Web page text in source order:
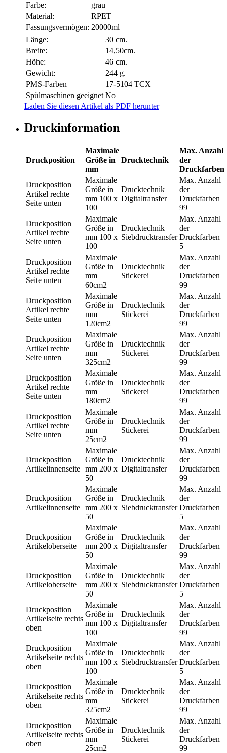
Farbe:
grau
Material:
RPET
Fassungsvermögen: 20000ml
Länge:
30 cm.
Breite:
14,50cm.
Höhe:
46 cm.
Gewicht:
244 g.
PMS-Farben
17-5104 TCX
Spülmaschinen geeignet No
Laden Sie diesen Artikel als PDF herunter
Druckinformation
Druckposition
Maximale
Größe in
mm
Drucktechnik
Max. Anzahl
der
Druckfarben
Druckposition
Artikel rechte
Seite unten
Maximale
Größe in
mm 100 x
100
Drucktechnik
Digitaltransfer
Max. Anzahl
der
Druckfarben
99
Druckposition
Artikel rechte
Seite unten
Maximale
Größe in
mm 100 x
100
Drucktechnik
Siebdrucktransfer
Max. Anzahl
der
Druckfarben
5
Druckposition
Artikel rechte
Seite unten
Maximale
Größe in
mm
60cm2
Drucktechnik
Stickerei
Max. Anzahl
der
Druckfarben
99
Druckposition
Artikel rechte
Seite unten
Maximale
Größe in
mm
120cm2
Drucktechnik
Stickerei
Max. Anzahl
der
Druckfarben
99
Druckposition
Artikel rechte
Seite unten
Maximale
Größe in
mm
325cm2
Drucktechnik
Stickerei
Max. Anzahl
der
Druckfarben
99
Druckposition
Artikel rechte
Seite unten
Maximale
Größe in
mm
180cm2
Drucktechnik
Stickerei
Max. Anzahl
der
Druckfarben
99
Druckposition
Artikel rechte
Seite unten
Maximale
Größe in
mm
25cm2
Drucktechnik
Stickerei
Max. Anzahl
der
Druckfarben
99
Druckposition
Artikelinnenseite
Maximale
Größe in
mm 200 x
50
Drucktechnik
Digitaltransfer
Max. Anzahl
der
Druckfarben
99
Druckposition
Artikelinnenseite
Maximale
Größe in
mm 200 x
50
Drucktechnik
Siebdrucktransfer
Max. Anzahl
der
Druckfarben
5
Druckposition
Artikeloberseite
Maximale
Größe in
mm 200 x
50
Drucktechnik
Digitaltransfer
Max. Anzahl
der
Druckfarben
99
Druckposition
Artikeloberseite
Maximale
Größe in
mm 200 x
50
Drucktechnik
Siebdrucktransfer
Max. Anzahl
der
Druckfarben
5
Druckposition
Artikelseite rechts
oben
Maximale
Größe in
mm 100 x
100
Drucktechnik
Digitaltransfer
Max. Anzahl
der
Druckfarben
99
Druckposition
Artikelseite rechts
oben
Maximale
Größe in
mm 100 x
100
Drucktechnik
Siebdrucktransfer
Max. Anzahl
der
Druckfarben
5
Druckposition
Artikelseite rechts
oben
Maximale
Größe in
mm
325cm2
Drucktechnik
Stickerei
Max. Anzahl
der
Druckfarben
99
Druckposition
Artikelseite rechts
oben
Maximale
Größe in
mm
25cm2
Drucktechnik
Stickerei
Max. Anzahl
der
Druckfarben
99